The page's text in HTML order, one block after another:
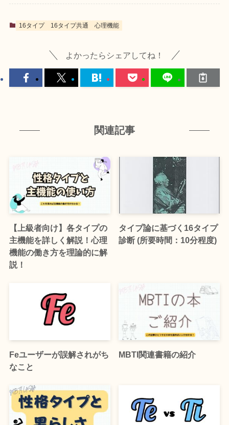
16タイプ 16タイプ共通 心理機能
よかったらシェアしてね！
関連記事
【上級者向け】各タイプの
主機能を詳しく解説！心理
機能の働き方を理論的に解
説！
タイプ論に基づく16タイプ
診断 (所要時間：10分程度)
Feユーザーが誤解されがち
なこと
MBTI関連書籍の紹介